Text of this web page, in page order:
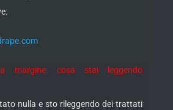
margine: cosa stai leggendo
nulla e sto rileggendo dei trattati